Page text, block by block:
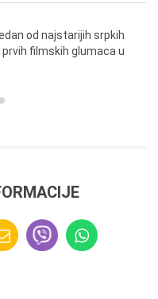
od najstarijih srpkih
filmskih glumaca u